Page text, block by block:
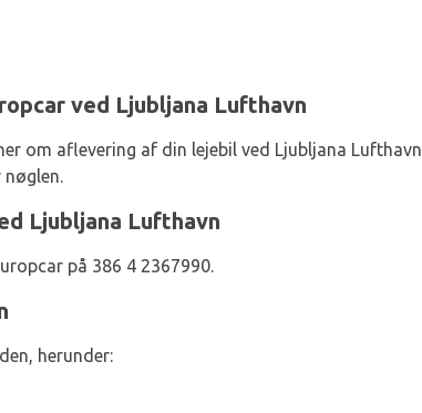
ved Ljubljana Lufthavn
om aflevering af din lejebil ved Ljubljana
Ljubljana Lufthavn
på 386 4 2367990.
herunder: